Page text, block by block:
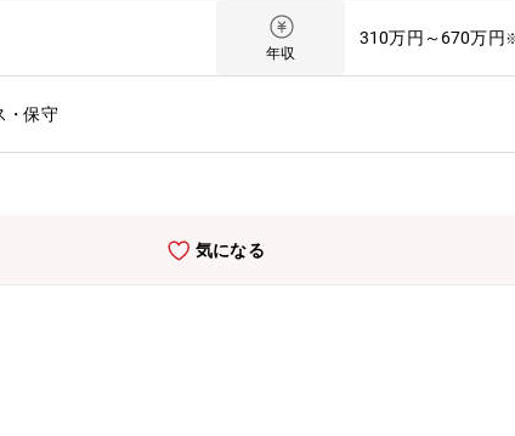
年収
310万円～670万円
・保守
気になる